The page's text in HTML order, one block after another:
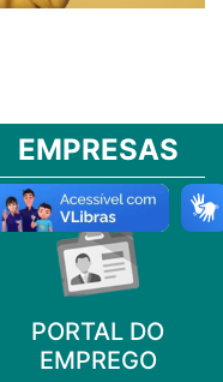
EMPRESAS
PORTAL DO
EMPREGO